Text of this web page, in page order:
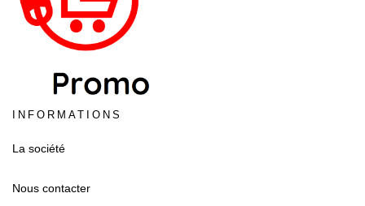
INFORMATIONS
La société
Nous contacter